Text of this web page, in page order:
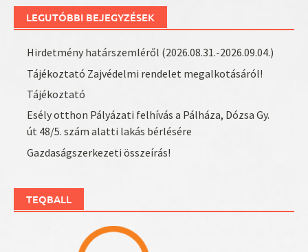
LEGUTÓBBI BEJEGYZÉSEK
Hirdetmény határszemléről (2026.08.31.-2026.09.04.)
Tájékoztató Zajvédelmi rendelet megalkotásáról!
Tájékoztató
Esély otthon Pályázati felhívás a Pálháza, Dózsa Gy.
út 48/5. szám alatti lakás bérlésére
Gazdaságszerkezeti összeírás!
TEQBALL